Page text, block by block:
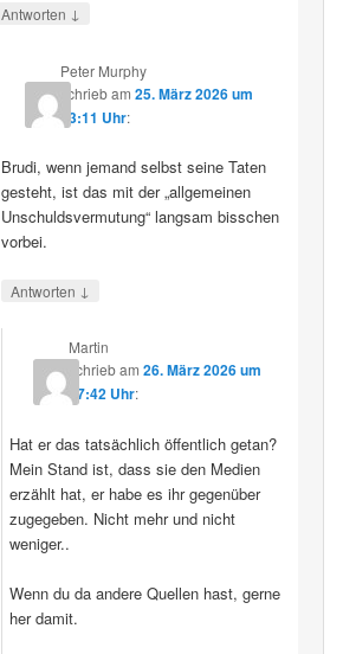
Antworten ↓
Peter Murphy
schriebam 25. März 2026 um
23:11 Uhr:
Brudi, wenn jemand selbst seine Taten
gesteht, ist das mit der „allgemeinen
Unschuldsvermutung“ langsam bisschen
vorbei.
Antworten ↓
Martin
schriebam26. März 2026 um
07:42 Uhr:
Hat er das tatsächlich öffentlich getan?
Mein Stand ist, dass sie den Medien
erzählt hat, er habe es ihr gegenüber
zugegeben. Nicht mehr und nicht
weniger..
Wenn du da andere Quellen hast, gerne
her damit.